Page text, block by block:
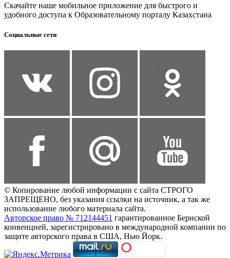
Скачайте наше мобильное приложение для быстрого и
удобного доступа к Образовательному порталу Казахстана
Социальные сети
© Копирование любой информации с сайта СТРОГО
ЗАПРЕЩЕНО, без указания ссылки на источник, а так же
использование любого материала сайта.
Авторское право № 712144451 гарантированное Бернской
конвенцией, зарегистрировано в международной компании по
защите авторского права в США, Нью Йорк.